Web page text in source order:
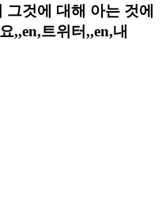
것에 대해 아는 것에
,,en,트위터,,en,내